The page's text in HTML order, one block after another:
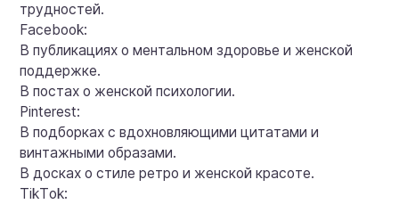
трудностей.
Facebook:
В публикациях о ментальном здоровье и женской
поддержке.
В постах о женской психологии.
Pinterest:
В подборках с вдохновляющими цитатами и
винтажными образами.
В досках о стиле ретро и женской красоте.
TikTok: